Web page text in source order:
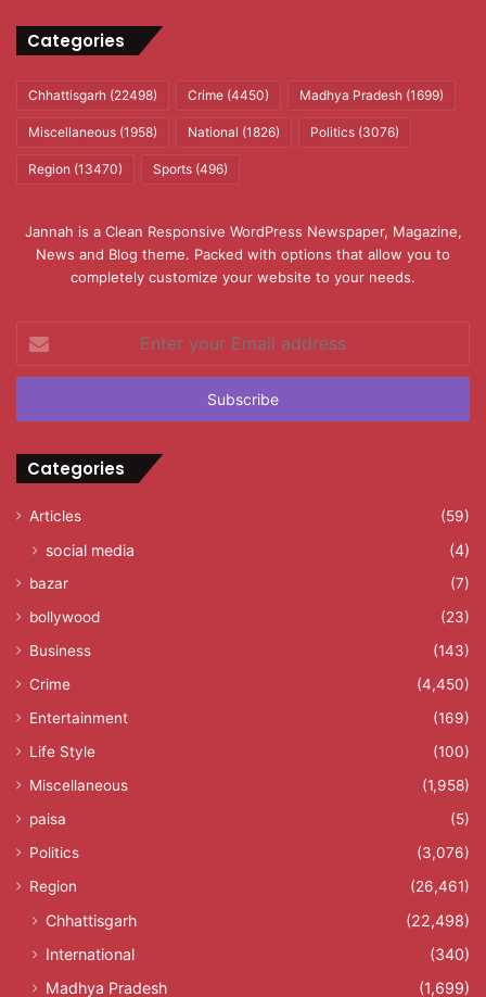
Categories
Chhattisgarh (22498) Crime (4450) Madhya Pradesh (1699)
Miscellaneous (1958) National (1826) Politics (3076)
Region (13470) Sports (496)
Jannah is a Clean Responsive WordPress Newspaper, Magazine,
News and Blog theme. Packed with options that allow you to
completely customize your website to your needs.
your
Email
Categories
Articles (59)
social media (4)
bazar
(7)
bollywood
(23)
Business
(143)
Crime
(4,450)
Entertainment
(169)
Life Style
(100)
Miscellaneous
(1,958)
paisa
(5)
Politics
(3,076)
Region
(26,461)
Chhattisgarh
(22,498)
International
(340)
Madhya Pradesh
(1,699)